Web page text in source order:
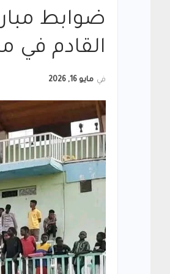
ضوابط
القادم في
في مايو 16, 2026